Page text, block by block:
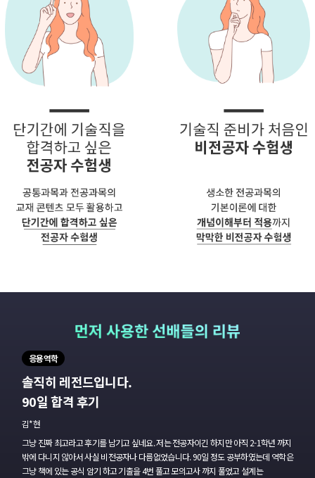
응용역학
솔직히 레전드입니다.
90일 합격 후기
김*현
그냥 진짜 최고라고 후기를 남기고 싶네요. 저는 전공자이긴 하지만 아직 2-1학년 까지
밖에 다니지 않아서 사실 비전공자나 다름없었습니다.90일 정도 공부하였는데 역학은
그냥 책에 있는 공식 암기 하고기출을 4번 풀고 모의고사 까지 풀었고 설계는